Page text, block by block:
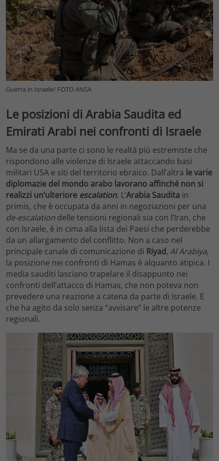
Guerra in Israele/ FOTO ANSA
Le posizioni di Arabia Saudita ed
Emirati Arabi nei confronti di Israele
Ma se da una parte ci sono le realtà più estremiste che
rispondono alle violenze di Israele attaccando basi
militari USA e siti del territorio ebraico. Dall’altra le varie
diplomazie del mondo arabo lavorano affinché non si
realizzi un’ulteriore escalation. L’Arabia Saudita in
primis, che è occupata da anni in negoziazioni per una
de-escalation delle tensioni regionali sia con l’Iran, che
con Israele, è in cima alla lista dei Paesi che perderebbe
da un allargamento del conflitto. Non a caso nel
principale canale di comunicazione di Riyad, Al Arabiya,
la posizione nei confronti di Hamas è alquanto atipica. I
media sauditi lasciano trapelare il disappunto nei
confronti dell’attacco di Hamas, che non poteva non
prevedere una reazione a catena da parte di Israele. E
che ha agito da solo senza “avvisare” le altre potenze
regionali.